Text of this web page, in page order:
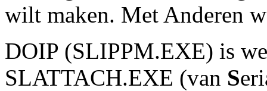
wilt maken. Met Anderen
DOIP (SLIPPM.EXE) is
SLATTACH.EXE (van S